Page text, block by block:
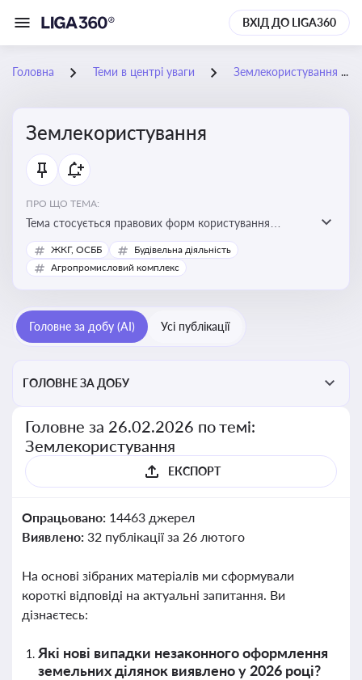
ВХІД ДО LIGA360
Головна Теми в центрі уваги Землекористування
Землекористування
ПРО ЩО ТЕМА:
Тема стосується правових форм користування
землею, зокрема умов доступу, володіння та
користування земельними ділянками різних форм
ЖКГ, ОСББ
Будівельна діяльність
Агропромисловий комплекс
Головне за добу (AI) Усі публікації
ГОЛОВНЕ ЗА ДОБУ
Головне за 26.02.2026 по темі:
Землекористування
ЕКСПОРТ
Опрацьовано: 14463 джерел
Виявлено: 32 публікації за 26 лютого
На основі зібраних матеріалів ми сформували
короткі відповіді на актуальні запитання. Ви
дізнаєтесь:
Які нові випадки незаконного оформлення
земельних ділянок виявлено у 2026 році?